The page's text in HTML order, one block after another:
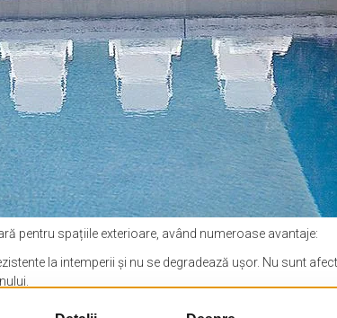
pentru spațiile exterioare, având numeroase avantaje:
la intemperii și nu se degradează ușor. Nu sunt
se curăță rapid și nu necesită multă îngrijire. O